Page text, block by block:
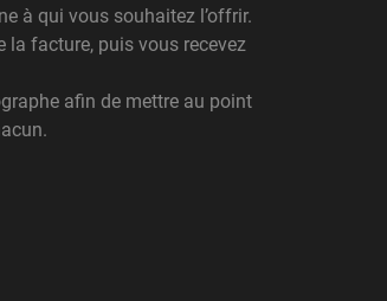
à qui vous souhaitez l’offrir.
la facture, puis vous recevez
afin de mettre au point